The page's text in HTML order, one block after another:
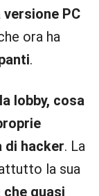
PC
ora ha
.
lobby, cosa
di hacker. La
la sua
quasi